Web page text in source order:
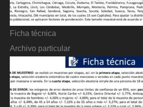
Ficha técnica
Archivo particular